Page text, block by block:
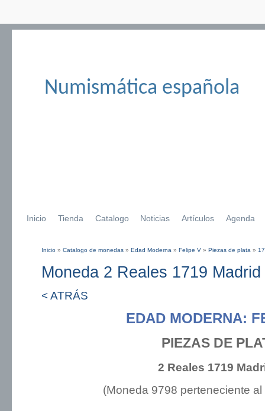
Numismática española
Inicio Tienda Catalogo Noticias Artículos Agenda
Inicio » Catalogo de monedas » Edad Moderna » Felipe V » Piezas de plata »
Moneda 2 Reales 1719 Madrid
< ATRÁS
EDAD MODERNA:
PIEZAS DE
2 Reales 1719
(Moneda 9798 perteneciente al